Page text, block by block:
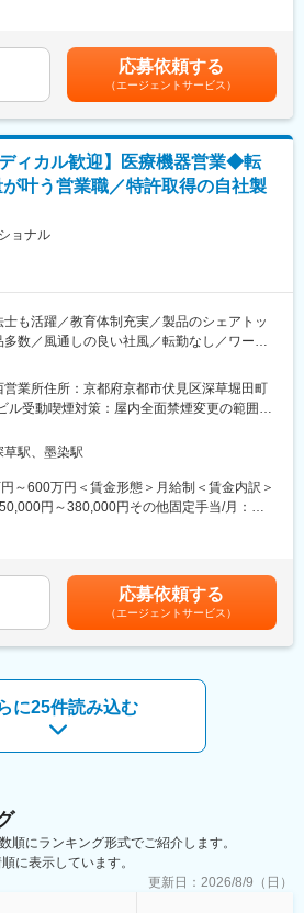
得られた現場のニーズや運用情報を活かし、
会に送り出しています。
製品企画→要件定義→開発→テスト→薬事申
き、やりがいは大きいです。
、そして社会に貢献していることを実感でき
てOJT、OJDを行います。業務をしながら学
できます。
定める業務
月）※賞与算定額の6.5ヶ月（過去実績によ
も目安の金額であり、選考を通じて上下する
月給(月額)は固定手当を含めた表記です。
応募依頼する
（エージェントサービス）
ィカル歓迎】医療機器営業◆転
叶う営業職／特許取得の自社製
ョナル
士も活躍／教育体制充実／製品のシェアトッ
数／風通しの良い社風／転勤なし／ワーク
薬液注入器やカテーテルなどの自社製品を展
業職を募集します。看護師・臨床検査技師・
士など、コメディカルの方歓迎です。
理店訪問、展示会での広報活動などをお任
定期訪問、製品説明（麻酔科・泌尿科領域
5:5程度です。新規は飛び込み等はなく、引
社後研修やOJT研修があり、製品や顧客との
インに、西日本（九州を除く）や四国など
営業所住所：京都府京都市伏見区深草堀田町
受動喫煙対策：屋内全面禁煙変更の範囲：
（リモートワーク含む）
駅、墨染駅
～600万円＜賃金形態＞月給制＜賃金内訳＞
円～380,000円その他固定手当/月：
績■賞与：年2回※500,000円～1,500,000円／
くまでも目安の金額であり、選考を通じて上
ます。月給(月額)は固定手当を含めた表記で
応募依頼する
（エージェントサービス）
に25件読み込む
順にランキング形式でご紹介します。
に表示しています。
更新日： 2026/8/9（日）